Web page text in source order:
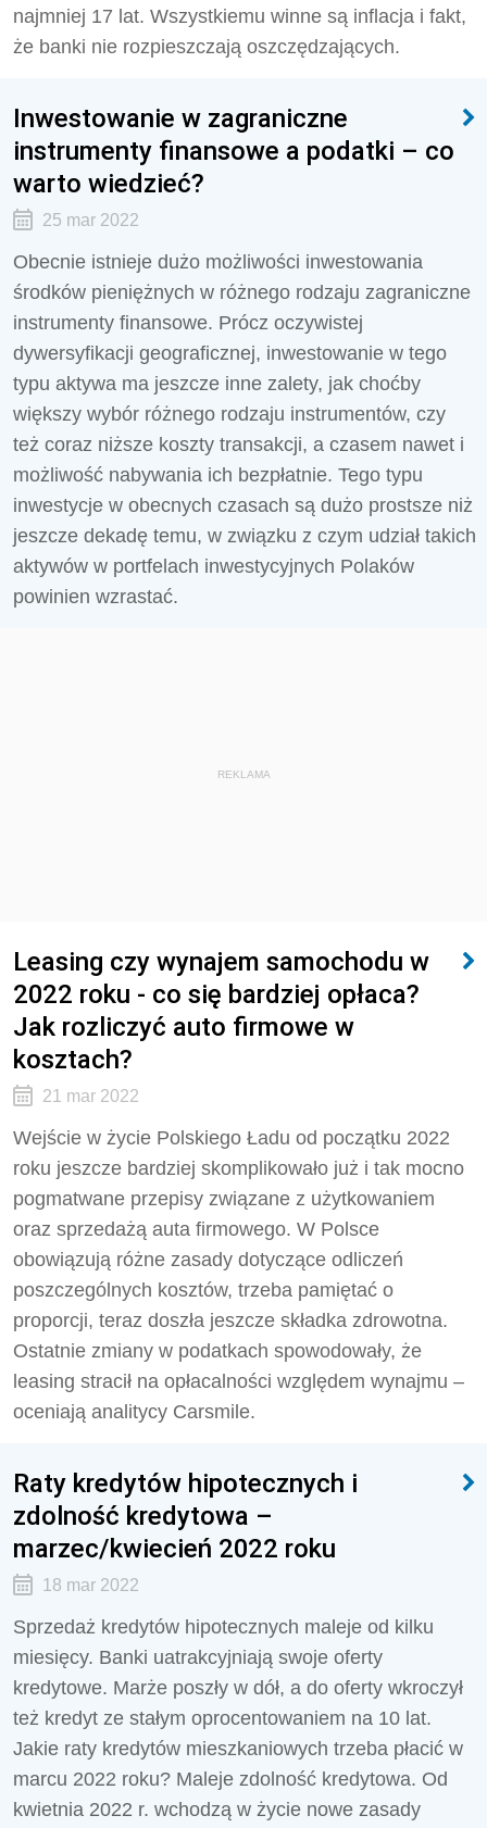
najmniej 17 lat. Wszystkiemu winne są inflacja i fakt,
że banki nie rozpieszczają oszczędzających.
Inwestowanie w zagraniczne
instrumenty finansowe a podatki – co
warto wiedzieć?
25 mar 2022
Obecnie istnieje dużo możliwości inwestowania
środków pieniężnych w różnego rodzaju zagraniczne
instrumenty finansowe. Prócz oczywistej
dywersyfikacji geograficznej, inwestowanie w tego
typu aktywa ma jeszcze inne zalety, jak choćby
większy wybór różnego rodzaju instrumentów, czy
też coraz niższe koszty transakcji, a czasem nawet i
możliwość nabywania ich bezpłatnie. Tego typu
inwestycje w obecnych czasach są dużo prostsze niż
jeszcze dekadę temu, w związku z czym udział takich
aktywów w portfelach inwestycyjnych Polaków
powinien wzrastać.
REKLAMA
Leasing czy wynajem samochodu w
2022 roku - co się bardziej opłaca?
Jak rozliczyć auto firmowe w
kosztach?
21 mar 2022
Wejście w życie Polskiego Ładu od początku 2022
roku jeszcze bardziej skomplikowało już i tak mocno
pogmatwane przepisy związane z użytkowaniem
oraz sprzedażą auta firmowego. W Polsce
obowiązują różne zasady dotyczące odliczeń
poszczególnych kosztów, trzeba pamiętać o
proporcji, teraz doszła jeszcze składka zdrowotna.
Ostatnie zmiany w podatkach spowodowały, że
leasing stracił na opłacalności względem wynajmu –
oceniają analitycy Carsmile.
Raty kredytów hipotecznych i
zdolność kredytowa –
marzec/kwiecień 2022 roku
18 mar 2022
Sprzedaż kredytów hipotecznych maleje od kilku
miesięcy. Banki uatrakcyjniają swoje oferty
kredytowe. Marże poszły w dół, a do oferty wkroczył
też kredyt ze stałym oprocentowaniem na 10 lat.
Jakie raty kredytów mieszkaniowych trzeba płacić w
marcu 2022 roku? Maleje zdolność kredytowa. Od
kwietnia 2022 r. wchodzą w życie nowe zasady